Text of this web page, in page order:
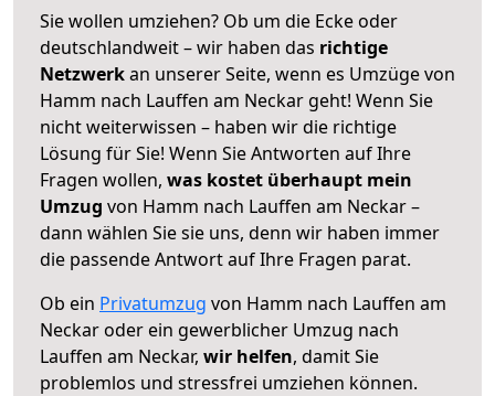
Sie wollen umziehen? Ob um die Ecke oder
deutschlandweit – wir haben das richtige
Netzwerkan unserer Seite, wenn es Umzüge von
Hamm nach Lauffen am Neckar geht! Wenn Sie
nicht weiterwissen – haben wir die richtige
Lösung für Sie! Wenn Sie Antworten auf Ihre
Fragen wollen, was kostet überhaupt mein
Umzug von Hamm nach Lauffen am Neckar –
dann wählen Sie sie uns, denn wir haben immer
die passende Antwort auf Ihre Fragen parat.
Ob ein Privatumzug von Hamm nach Lauffen am
Neckar oder ein gewerblicher Umzug nach
Lauffen am Neckar, wir helfen, damit Sie
problemlos und stressfrei umziehen können.